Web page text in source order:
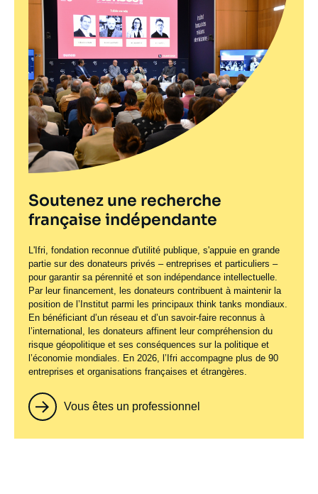
Soutenez une recherche
française indépendante
L'Ifri, fondation reconnue d'utilité publique, s'appuie en grande
partie sur des donateurs privés – entreprises et particuliers –
pour garantir sa pérennité et son indépendance intellectuelle.
Par leur financement, les donateurs contribuent à maintenir la
position de l’Institut parmi les principaux think tanks mondiaux.
En bénéficiant d’un réseau et d’un savoir-faire reconnus à
l’international, les donateurs affinent leur compréhension du
risque géopolitique et ses conséquences sur la politique et
l’économie mondiales. En 2026, l’Ifri accompagne plus de 90
entreprises et organisations françaises et étrangères.
Vous êtes un professionnel